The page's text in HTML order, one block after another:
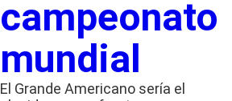
campeonato
mundial
El Grande Americano sería el